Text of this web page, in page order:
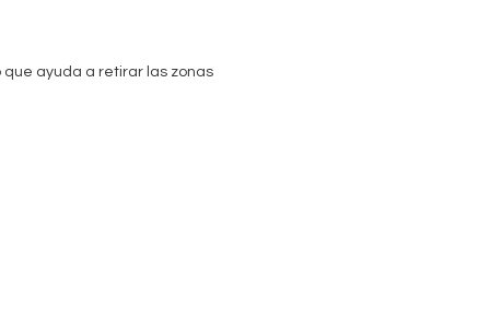
ayuda a retirar las zonas